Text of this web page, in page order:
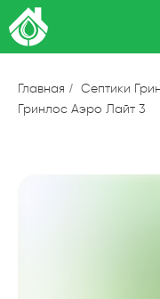
Главная / Септики
Гринлос Аэро Лайт 3